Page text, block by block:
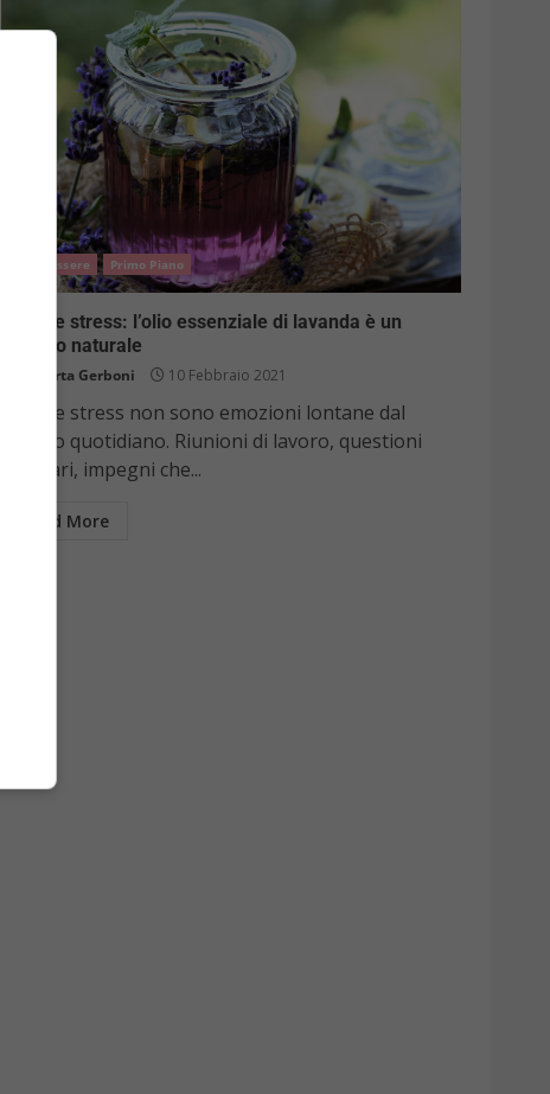
Benessere Primo Piano
Ansia e stress: l’olio essenziale di lavanda è un
rimedio naturale
Roberta Gerboni 10 Febbraio 2021
Ansia e stress non sono emozioni lontane dal
vissuto quotidiano. Riunioni di lavoro, questioni
familiari, impegni che...
Read More